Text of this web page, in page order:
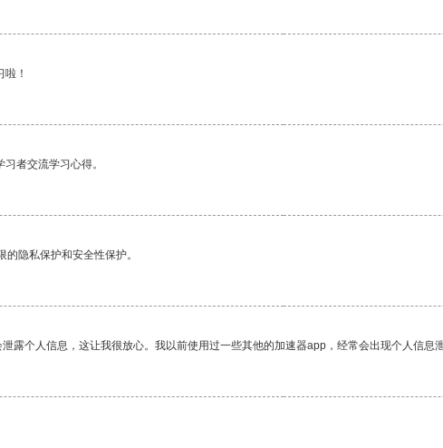
！
者交流学习心得。
隐私保护和安全性保护。
露个人信息，这让我很放心。我以前使用过一些其他的加速器app，经常会出现个人信息